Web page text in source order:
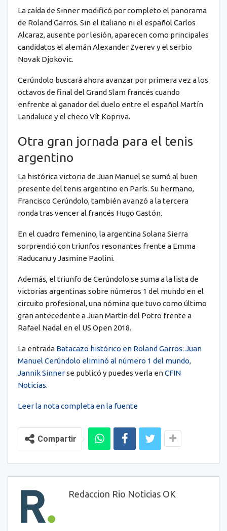
La caída de Sinner modificó por completo el panorama
de Roland Garros. Sin el italiano ni el español Carlos
Alcaraz, ausente por lesión, aparecen como principales
candidatos el alemán Alexander Zverev y el serbio
Novak Djokovic.
Cerúndolo buscará ahora avanzar por primera vez a los
octavos de final del Grand Slam francés cuando
enfrente al ganador del duelo entre el español Martín
Landaluce y el checo Vít Kopriva.
Otra gran jornada para el tenis
argentino
La histórica victoria de Juan Manuel se sumó al buen
presente del tenis argentino en París. Su hermano,
Francisco Cerúndolo, también avanzó a la tercera
ronda tras vencer al francés Hugo Gastón.
En el cuadro femenino, la argentina Solana Sierra
sorprendió con triunfos resonantes frente a Emma
Raducanu y Jasmine Paolini.
Además, el triunfo de Cerúndolo se suma a la lista de
victorias argentinas sobre números 1 del mundo en el
circuito profesional, una nómina que tuvo como último
gran antecedente a Juan Martín del Potro frente a
Rafael Nadal en el US Open 2018.
La entrada Batacazo histórico en Roland Garros: Juan
Manuel Cerúndolo eliminó al número 1 del mundo,
Jannik Sinnerse publicó y puedes verla enCFIN
Noticias.
Leer la nota completa en la fuente
Compartir
Redaccion Rio Noticias OK